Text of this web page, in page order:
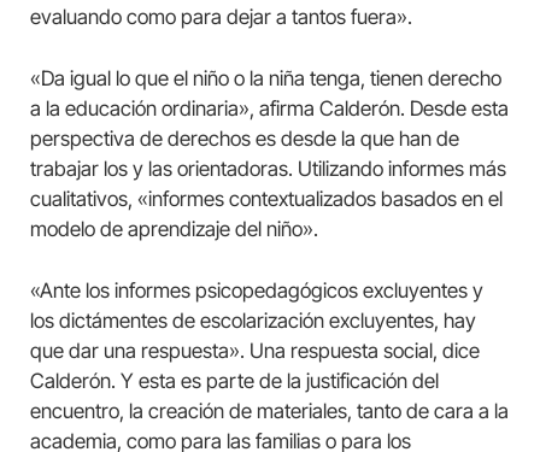
evaluando como para dejar a tantos fuera».
«Da igual lo que el niño o la niña tenga, tienen derecho
a la educación ordinaria», afirma Calderón. Desde esta
perspectiva de derechos es desde la que han de
trabajar los y las orientadoras. Utilizando informes más
cualitativos, «informes contextualizados basados en el
modelo de aprendizaje del niño».
«Ante los informes psicopedagógicos excluyentes y
los dictámentes de escolarización excluyentes, hay
que dar una respuesta». Una respuesta social, dice
Calderón. Y esta es parte de la justificación del
encuentro, la creación de materiales, tanto de cara a la
academia, como para las familias o para los